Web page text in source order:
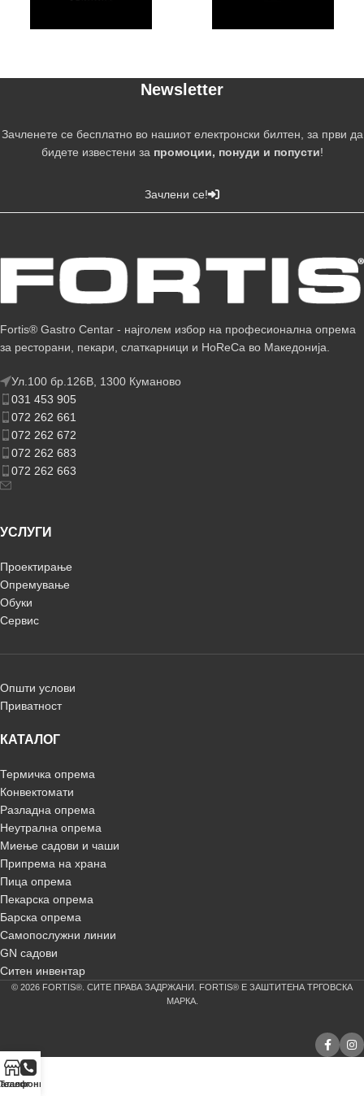
Newsletter
Зачленете се бесплатно во нашиот електронски билтен, за први да
бидете известени за промоции, понуди и попусти!
Зачлени се!
Fortis® Gastro Centar - најголем избор на професионална опрема
за ресторани, пекари, слаткарници и HoReCa во Македонија.
Ул.100 бр.126В, 1300 Куманово
031 453 905
072 262 661
072 262 672
072 262 683
072 262 663
УСЛУГИ
Проектирање
Опремување
Обуки
Сервис
Општи услови
Приватност
КАТАЛОГ
Термичка опрема
Конвектомати
Разладна опрема
Неутрална опрема
Миење садови и чаши
Припрема на храна
Пица опрема
Пекарска опрема
Барска опрема
Самопослужни линии
GN садови
Ситен инвентар
© 2026 FORTIS®. СИТЕ ПРАВА ЗАДРЖАНИ. FORTIS® Е ЗАШТИТЕНА ТРГОВСКА
МАРКА.